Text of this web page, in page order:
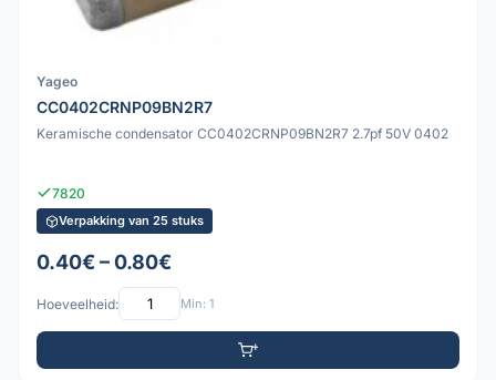
Yageo
CC0402CRNP09BN2R7
Keramische condensator CC0402CRNP09BN2R7 2.7pf 50V 0402
7820
Verpakking van 25 stuks
0.40€ – 0.80€
Hoeveelheid: Min: 1